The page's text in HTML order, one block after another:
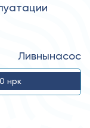
Ливнынасос
нрк